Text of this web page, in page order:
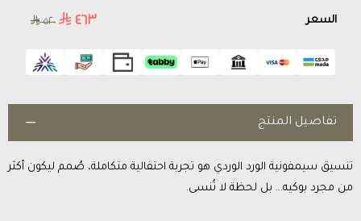
السعر ٤٦٣ ٥٢٠
تفاصيل المنتج
تنسيق سيمفونية الورد الوردي هو تجربة احتفالية متكاملة، صُمم ليكون أكثر
من مجرد بوكيه… بل لحظة لا تُنسى.